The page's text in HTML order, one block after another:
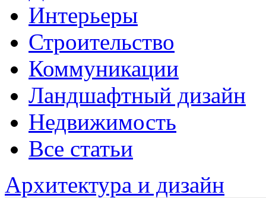
Интерьеры
Строительство
Коммуникации
Ландшафтный дизайн
Недвижимость
Все статьи
Архитектура и дизайн